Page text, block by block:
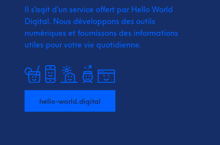
Il s'agit d'un service offert par Hello World
Digital. Nous développons des outils
numériques et fournissons des informations
utiles pour votre vie quotidienne.
hello-world.digital